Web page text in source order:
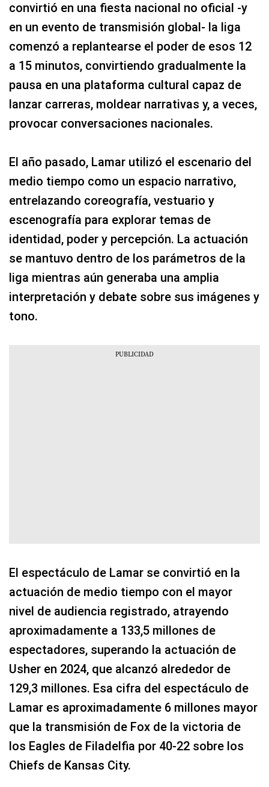
convirtió en una fiesta nacional no oficial -y
en un evento de transmisión global- la liga
comenzó a replantearse el poder de esos 12
a 15 minutos, convirtiendo gradualmente la
pausa en una plataforma cultural capaz de
lanzar carreras, moldear narrativas y, a veces,
provocar conversaciones nacionales.
El año pasado, Lamar utilizó el escenario del
medio tiempo como un espacio narrativo,
entrelazando coreografía, vestuario y
escenografía para explorar temas de
identidad, poder y percepción. La actuación
se mantuvo dentro de los parámetros de la
liga mientras aún generaba una amplia
interpretación y debate sobre sus imágenes y
tono.
El espectáculo de Lamar se convirtió en la
actuación de medio tiempo con el mayor
nivel de audiencia registrado, atrayendo
aproximadamente a 133,5 millones de
espectadores, superando la actuación de
Usher en 2024, que alcanzó alrededor de
129,3 millones. Esa cifra del espectáculo de
Lamar es aproximadamente 6 millones mayor
que la transmisión de Fox de la victoria de
los Eagles de Filadelfia por 40-22 sobre los
Chiefs de Kansas City.